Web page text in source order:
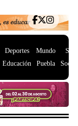
Deportes
Educación
Mundo
Puebla